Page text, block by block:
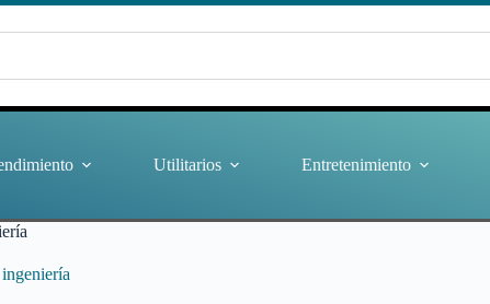
Utilitarios Entretenimiento